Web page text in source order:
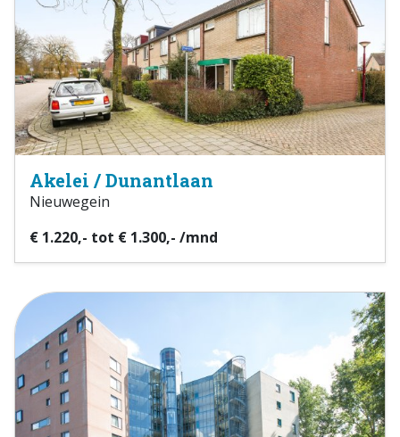
Akelei / Dunantlaan
Nieuwegein
€ 1.220,- tot € 1.300,- /mnd